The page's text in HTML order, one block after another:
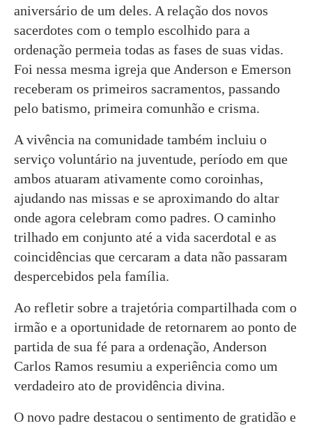
aniversário de um deles. A relação dos novos
sacerdotes com o templo escolhido para a
ordenação permeia todas as fases de suas vidas.
Foi nessa mesma igreja que Anderson e Emerson
receberam os primeiros sacramentos, passando
pelo batismo, primeira comunhão e crisma.
A vivência na comunidade também incluiu o
serviço voluntário na juventude, período em que
ambos atuaram ativamente como coroinhas,
ajudando nas missas e se aproximando do altar
onde agora celebram como padres. O caminho
trilhado em conjunto até a vida sacerdotal e as
coincidências que cercaram a data não passaram
despercebidos pela família.
Ao refletir sobre a trajetória compartilhada com o
irmão e a oportunidade de retornarem ao ponto de
partida de sua fé para a ordenação, Anderson
Carlos Ramos resumiu a experiência como um
verdadeiro ato de providência divina.
O novo padre destacou o sentimento de gratidão e